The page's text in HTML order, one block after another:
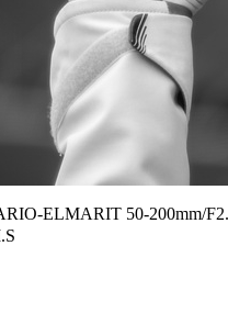
ELMARIT 50-200mm/